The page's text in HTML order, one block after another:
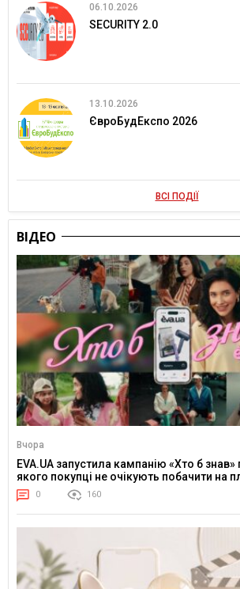
06.10.2026
SECURITY 2.0
13.10.2026
ЄвроБудЕкспо 2026
ВСІ ПОДІЇ
ВІДЕО
Вчора
EVA.UA запустила кампанію «Хто б
якого покупці не очікують побачити на
0 160